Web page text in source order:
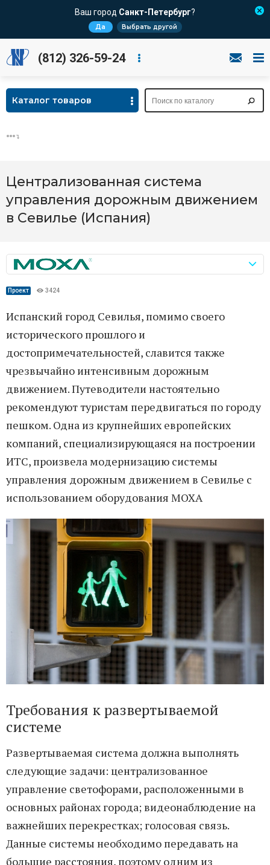
Ваш город Санкт-Петербург?
Да Выбрать другой
(812) 326-59-24
Каталог товаров
Централизованная система
управления дорожным движением
в Севилье (Испания)
Проект 3424
Испанский город Севилья, помимо своего
исторического прошлого и
достопримечательностей, славится также
чрезвычайно интенсивным дорожным
движением. Путеводители настоятельно
рекомендуют туристам передвигаться по городу
пешком. Одна из крупнейших европейских
компаний, специализирующаяся на построении
ИТС, произвела модернизацию системы
управления дорожным движением в Севилье с
использованием оборудования MOXA
Требования к развертываемой
системе
Развертываемая система должна выполнять
следующие задачи: централизованное
управление светофорами, расположенными в
основных районах города; видеонаблюдение на
важнейших перекрестках; голосовая связь.
Данные системы необходимо передавать на
большие расстояния, поэтому одним из